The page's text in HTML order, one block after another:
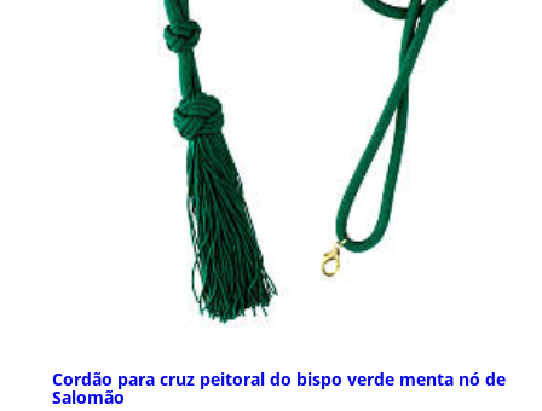
Cordão para cruz peitoral do bispo verde menta nó de
Salomão